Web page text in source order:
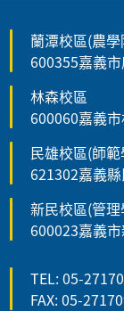
蘭潭校區(農
600355嘉義
林森校區
600060嘉義
民雄校區(師
621302嘉義
新民校區(管
600023嘉義
TEL: 05-
FAX: 05-